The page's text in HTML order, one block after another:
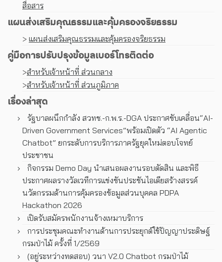
สื่อสาร
แผนส่งเสริมคุณธรรมและคุ้มครองจริยธรรม
> แผนส่งเสริมคุณธรรมและคุ้มครองจริยธรรม
คู่มือการปรับปรุงข้อมูลเบอร์โทรติดต่อ
>สำหรับเจ้าหน้าที่ ส่วนกลาง
>สำหรับเจ้าหน้าที่ ส่วนภูมิภาค
เรื่องล่าสุด
รัฐบาลผนึกกำลัง สวทช.-ก.พ.ร.-DGA ประกาศขับเคลื่อน“AI-
Driven Government Services”พร้อมเปิดตัว “AI Agentic
Chatbot” ยกระดับการบริการภาครัฐยุคใหม่ตอบโจทย์
ประชาชน
กิจกรรม Demo Day นำเสนอผลงานรอบตัดสิน และพิธี
ประกาศผลรางวัลเวทีการแข่งขันประชันไอเดียสร้างสรรค์
นวัตกรรมด้านการคุ้มครองข้อมูลส่วนบุคคล PDPA
Hackathon 2026
เปิดรับสมัครพนักงานจ้างเหมาบริการ
การประชุมคณะทํางานด้านการประยุกต์ใช้ปัญญาประดิษฐ์
กรมป่าไม้ ครั้งที่ 1/2569
(อยู่ระหว่างทดสอบ) วนา V2.0 Chatbot กรมป่าไม้